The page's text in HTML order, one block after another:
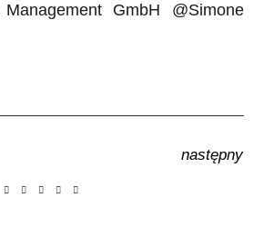
GmbH @Simone
następny